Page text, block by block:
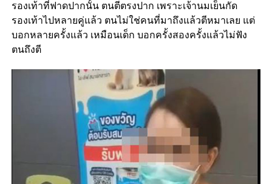
รองเท้าที่ฟาดปากนั้น ตนตีตรงปาก เพราะเจ้านมเย็นกัด
รองเท้าไปหลายคู่แล้ว ตนไม่ใช่คนที่มาถึงแล้วตีหมาเลย แต่
บอกหลายครั้งแล้ว เหมือนเด็ก บอกครั้งสองครั้งแล้วไม่ฟัง
ตนถึงตี